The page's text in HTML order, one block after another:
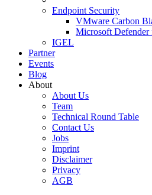
Endpoint Security
VMware Carbon
Microsoft Defender
IGEL
Partner
Events
Blog
About
About Us
Team
Technical Round Table
Contact Us
Jobs
Imprint
Disclaimer
Privacy
AGB